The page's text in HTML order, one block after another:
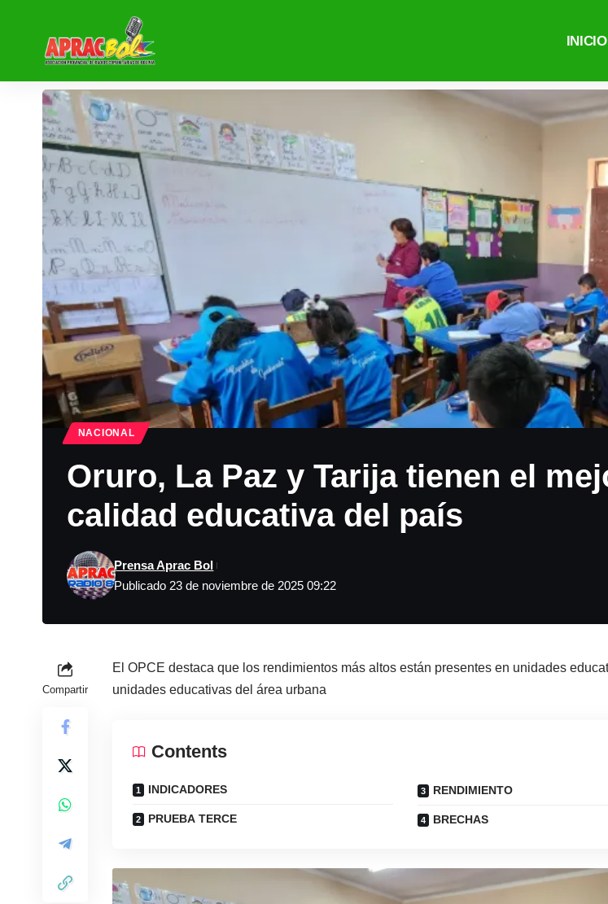
INICIO
NACIONAL
Oruro, La Paz y Tarija tienen el
calidad educativa del país
Publicado 23 de noviembre de 2025 09:22
Prensa Aprac Bol
Compartir
El OPCE destaca que los rendimientos más altos están presentes en unidades
unidades educativas del área urbana
Contents
INDICADORES
PRUEBA TERCE
RENDIMIENTO
BRECHAS